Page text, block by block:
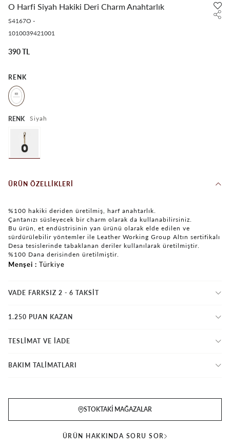
O Harfi Siyah Hakiki Deri Charm Anahtarlık
S4167O -
1010039421001
390 TL
RENK
RENK Siyah
ÜRÜN ÖZELLIKLERI
%100 hakiki deriden üretilmiş, harf anahtarlık.
Çantanızı süsleyecek bir charm olarak da kullanabilirsiniz.
Bu ürün, et endüstrisinin yan ürünü olarak elde edilen ve
sürdürülebilir yöntemler ile Leather Working Group Altın sertifikalı
Desa tesislerinde tabaklanan deriler kullanılarak üretilmiştir.
%100 Dana derisinden üretilmiştir.
Menşei Türkiye
VADE FARKSIZ 2 - 6 TAKSIT
1.250 PUAN KAZAN
TESLİMAT VE İADE
BAKIM TALİMATLARI
STOKTAKI MAĞAZALAR
ÜRÜN HAKKINDA SORU SOR